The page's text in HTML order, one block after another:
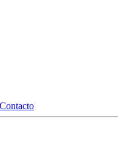
Contacto